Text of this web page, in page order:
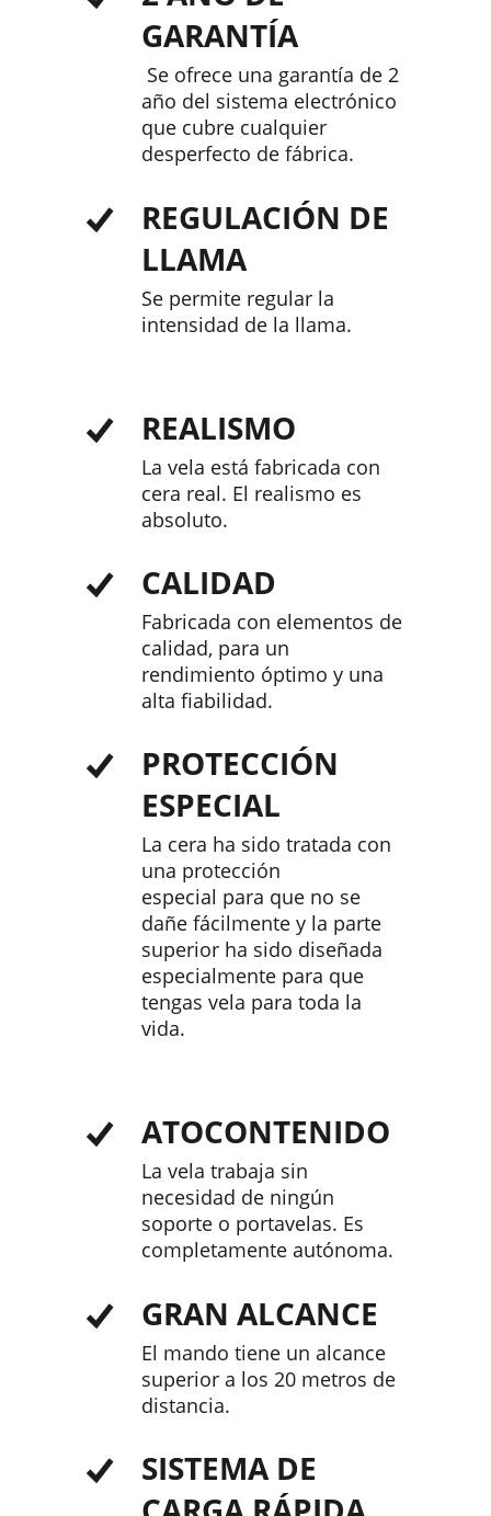
GARANTÍA
Se ofrece una garantía de 2
año del sistema electrónico
que cubre cualquier
desperfecto de fábrica.
REGULACIÓN DE
LLAMA
Se permite regular la
intensidad de la llama.
REALISMO
La vela está fabricada con
cera real. El realismo es
absoluto.
CALIDAD
Fabricada con elementos de
calidad, para un
rendimiento óptimo y una
alta fiabilidad.
PROTECCIÓN
ESPECIAL
La cera ha sido tratada con
una protección
especial para que no se
dañe fácilmente y la parte
superior ha sido diseñada
especialmente para que
tengas vela para toda la
vida.
ATOCONTENIDO
La vela trabaja sin
necesidad de ningún
soporte o portavelas. Es
completamente autónoma.
GRAN ALCANCE
El mando tiene un alcance
superior a los 20 metros de
distancia.
SISTEMA DE